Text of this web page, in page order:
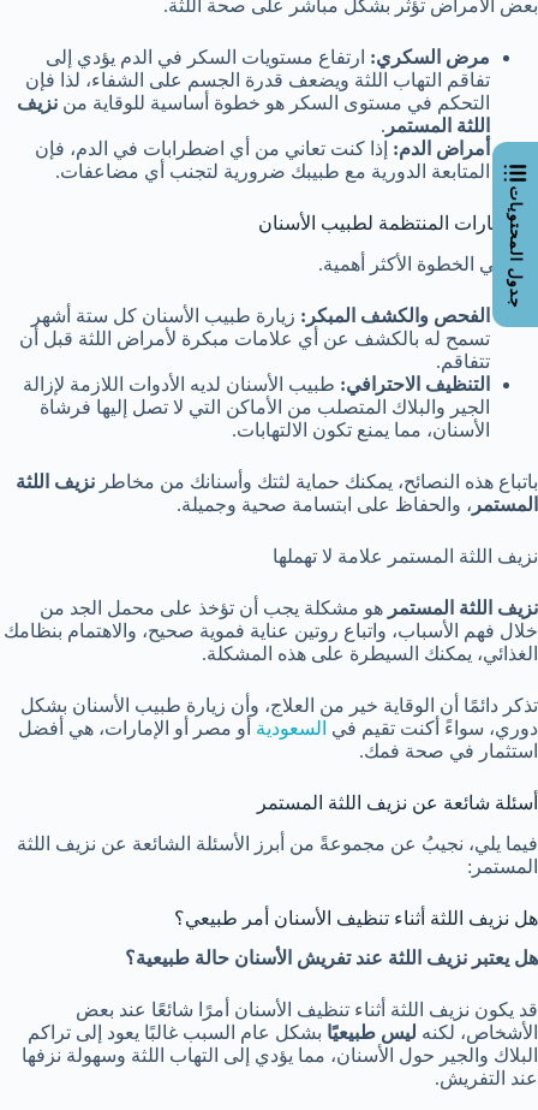
بعض الأمراض تؤثر بشكل مباشر على صحة اللثة.
مرض السكري: ارتفاع مستويات السكر في الدم يؤدي إلى
تفاقم التهاب اللثة ويضعف قدرة الجسم على الشفاء، لذا فإن
التحكم في مستوى السكر هو خطوة أساسية للوقاية من نزيف
اللثة المستمر .
أمراض الدم: إذا كنت تعاني من أي اضطرابات في الدم، فإن
المتابعة الدورية مع طبيبك ضرورية لتجنب أي مضاعفات.
هذه هي الخطوة الأكثر أهمية.
الفحص والكشف المبكر: زيارة طبيب الأسنان كل ستة أشهر
تسمح له بالكشف عن أي علامات مبكرة لأمراض اللثة قبل أن
تتفاقم.
التنظيف الاحترافي: طبيب الأسنان لديه الأدوات اللازمة لإزالة
الجير والبلاك المتصلب من الأماكن التي لا تصل إليها فرشاة
الأسنان، مما يمنع تكون الالتهابات.
باتباع هذه النصائح، يمكنك حماية لثتك وأسنانك من مخاطر نزيف اللثة
المستمر ، والحفاظ على ابتسامة صحية وجميلة.
نزيف اللثة المستمر علامة لا تهملها
نزيف اللثة المستمر هو مشكلة يجب أن تؤخذ على محمل الجد من
خلال فهم الأسباب، واتباع روتين عناية فموية صحيح، والاهتمام بنظامك
الغذائي، يمكنك السيطرة على هذه المشكلة.
تذكر دائمًا أن الوقاية خير من العلاج، وأن زيارة طبيب الأسنان بشكل
دوري، سواءً أكنت تقيم في السعودية أو مصر أو الإمارات، هي أفضل
استثمار في صحة فمك.
أسئلة شائعة عن نزيف اللثة المستمر
فيما يلي، نجيبُ عن مجموعةً من أبرز الأسئلة الشائعة عن نزيف اللثة
المستمر:
هل نزيف اللثة أثناء تنظيف الأسنان أمر طبيعي؟
هل يعتبر نزيف اللثة عند تفريش الأسنان حالة طبيعية؟
قد يكون نزيف اللثة أثناء تنظيف الأسنان أمرًا شائعًا عند بعض
الأشخاص، لكنه ليس طبيعيًا بشكل عام السبب غالبًا يعود إلى تراكم
البلاك والجير حول الأسنان، مما يؤدي إلى التهاب اللثة وسهولة نزفها
عند التفريش.
جدول المحتويات